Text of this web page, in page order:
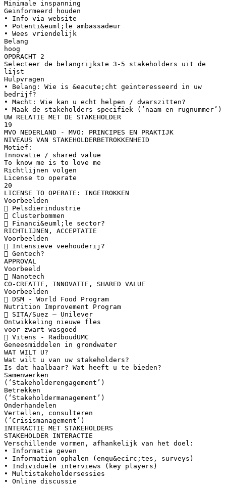
Minimale inspanning
Geinformeerd houden
• Info via website
• Potenti&euml;le ambassadeur
• Wees vriendelijk
Belang
hoog
OPDRACHT 2
Selecteer de belangrijkste 3-5 stakeholders uit de
lijst
Hulpvragen
• Belang: Wie is &eacute;cht geinteresseerd in uw
bedrijf?
• Macht: Wie kan u echt helpen / dwarszitten?
• Maak de stakeholders specifiek (‘naam en rugnummer’)
UW RELATIE MET DE STAKEHOLDER
19
MVO NEDERLAND - MVO: PRINCIPES EN PRAKTIJK
NIVEAUS VAN STAKEHOLDERBETROKKENHEID
Motief:
Innovatie / shared value
To know me is to love me
Richtlijnen volgen
License to operate
20
LICENSE TO OPERATE: INGETROKKEN
Voorbeelden
 Pelsdierindustrie
 Clusterbommen
 Financi&euml;le sector?
RICHTLIJNEN, ACCEPTATIE
Voorbeelden
 Intensieve veehouderij?
 Gentech?
APPROVAL
Voorbeeld
 Nanotech
CO-CREATIE, INNOVATIE, SHARED VALUE
Voorbeelden
 DSM - World Food Program
Nutrition Improvement Program
 SITA/Suez – Unilever
Ontwikkeling nieuwe fles
voor zwart wasgoed
 Vitens - RadboudUMC
Geneesmiddelen in grondwater
WAT WILT U?
Wat wilt u van uw stakeholders?
Is dat haalbaar? Wat heeft u te bieden?
Samenwerken
(‘Stakeholderengagement’)
Betrekken
(‘Stakeholdermanagement’)
Onderhandelen
Vertellen, consulteren
(‘Crisismanagement’)
INTERACTIE MET STAKEHOLDERS
STAKEHOLDER INTERACTIE
Verschillende vormen, afhankelijk van het doel:
• Informatie geven
• Information ophalen (enqu&ecirc;tes, surveys)
• Individuele interviews (key players)
• Multistakeholdersessies
• Online discussie